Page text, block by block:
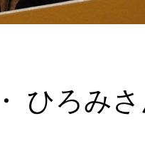
ひろみ